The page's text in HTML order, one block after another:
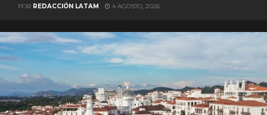
POR REDACCIÓN LATAM 4 AGOSTO, 2026